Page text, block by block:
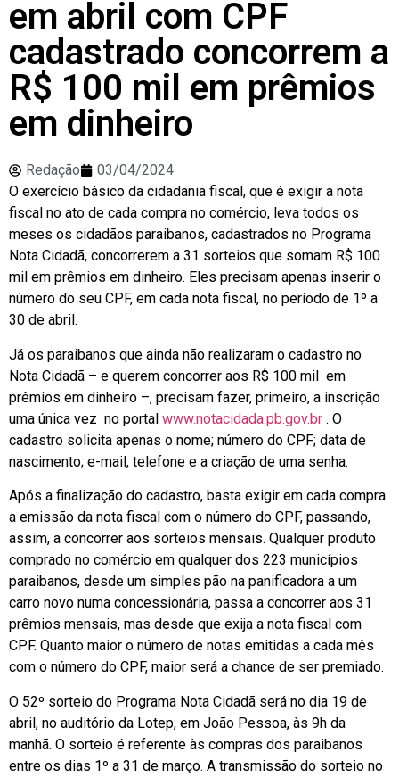
em abril com CPF
cadastrado concorrem a
R$ 100 mil em prêmios
em dinheiro
Redação
03/04/2024
O exercício básico da cidadania fiscal, que é exigir a nota
fiscal no ato de cada compra no comércio, leva todos os
meses os cidadãos paraibanos, cadastrados no Programa
Nota Cidadã, concorrerem a 31 sorteios que somam R$ 100
mil em prêmios em dinheiro. Eles precisam apenas inserir o
número do seu CPF, em cada nota fiscal, no período de 1º a
30 de abril.
Já os paraibanos que ainda não realizaram o cadastro no
Nota Cidadã – e querem concorrer aos R$ 100 mil em
prêmios em dinheiro –, precisam fazer, primeiro, a inscrição
uma única vez no portal www.notacidada.pb.gov.br . O
cadastro solicita apenas o nome; número do CPF; data de
nascimento; e-mail, telefone e a criação de uma senha.
Após a finalização do cadastro, basta exigir em cada compra
a emissão da nota fiscal com o número do CPF, passando,
assim, a concorrer aos sorteios mensais. Qualquer produto
comprado no comércio em qualquer dos 223 municípios
paraibanos, desde um simples pão na panificadora a um
carro novo numa concessionária, passa a concorrer aos 31
prêmios mensais, mas desde que exija a nota fiscal com
CPF. Quanto maior o número de notas emitidas a cada mês
com o número do CPF, maior será a chance de ser premiado.
O 52º sorteio do Programa Nota Cidadã será no dia 19 de
abril, no auditório da Lotep, em João Pessoa, às 9h da
manhã. O sorteio é referente às compras dos paraibanos
entre os dias 1º a 31 de março. A transmissão do sorteio no